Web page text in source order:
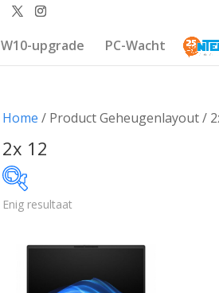
W10-upgrade PC-Wacht
Home / Product Geheugenlayout /
2x 12
Enig resultaat